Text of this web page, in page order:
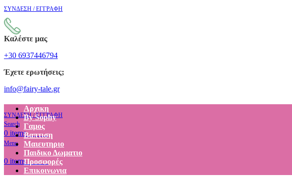
ΣΥΝΔΕΣΗ / ΕΓΓΡΑΦΗ
Καλέστε μας
+30 6937446794
Έχετε ερωτήσεις;
info@fairy-tale.gr
ΣΥΝΔΕΣΗ / ΕΓΓΡΑΦΗ
Search
0 items €0.00
Menu
0 items €0.00
Αρχικη
By Sophy
Γαμος
Βαπτιση
Μαιευτηριο
Παιδικο Δωματιο
Προσφορές
Επικοινωνια